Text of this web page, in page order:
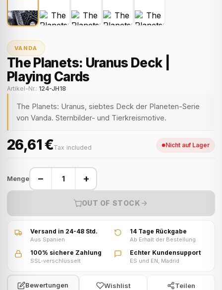
VANDA
The Planets: Uranus Deck |
Playing Cards
Artikel-Nr.: 124-JH18
The Planets: Uranus, siebtes Deck der Planeten-Serie
von Vanda. Sternbilder- und Tierkreismotive.
26,61 €Tax included Nicht auf Lager
Menge − +
OUT OF STOCK
Versand in 24-48 Std.
Aus Spanien
14 Tage Rückgabe
Ab Erhalt der Bestellung
100% sichere Zahlung
SSL-verschlüsselt
Echter Kundensupport
ES und EN, Madrid
Bewertungen Wishlist Teilen